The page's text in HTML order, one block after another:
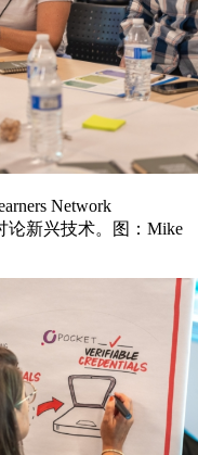
Network
论新兴技术。图：Mike